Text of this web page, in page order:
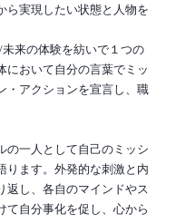
ら実現したい状態と人物を
来の体験を紡いで１つの
において自分の言葉でミッ
・アクションを宣言し、職
一人として自己のミッシ
ります。外発的な刺激と内
返し、各自のマインドやス
て自分事化を促し、心から